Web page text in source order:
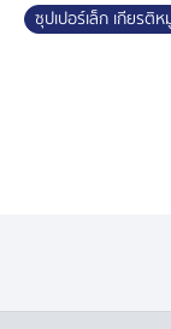
ของ ONE ได้ที่เ
ซุปเปอร์เล็ก เกียรติห